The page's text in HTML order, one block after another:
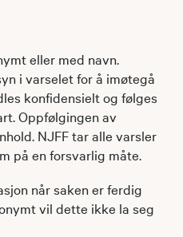
eller med navn.
i varselet for å imøtegå
konfidensielt og følges
Oppfølgingen av
NJFF tar alle varsler
på en forsvarlig måte.
når saken er ferdig
vil dette ikke la seg